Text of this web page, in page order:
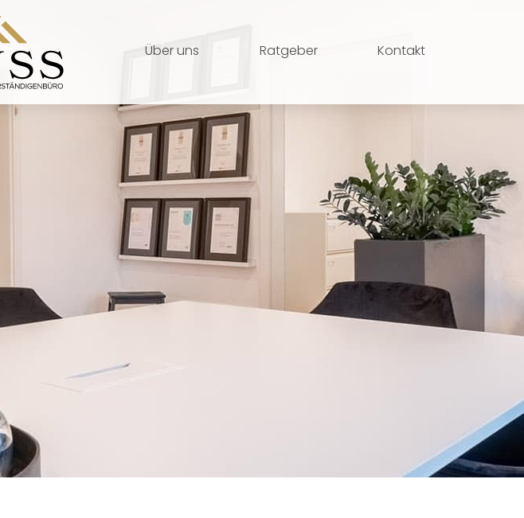
Über uns Ratgeber Kontakt